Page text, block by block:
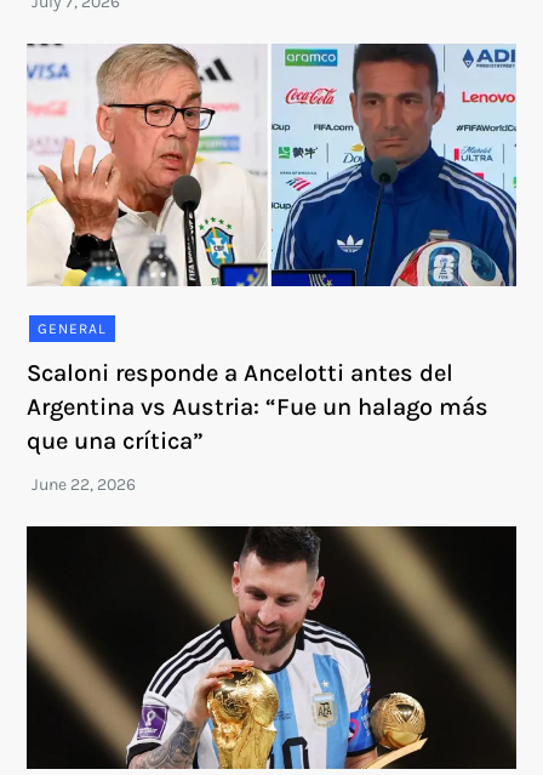
GENERAL
Scaloni responde a Ancelotti antes del
Argentina vs Austria: “Fue un halago más
que una crítica”